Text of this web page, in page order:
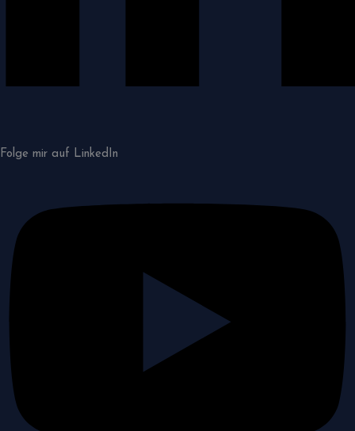
Folge mir auf LinkedIn